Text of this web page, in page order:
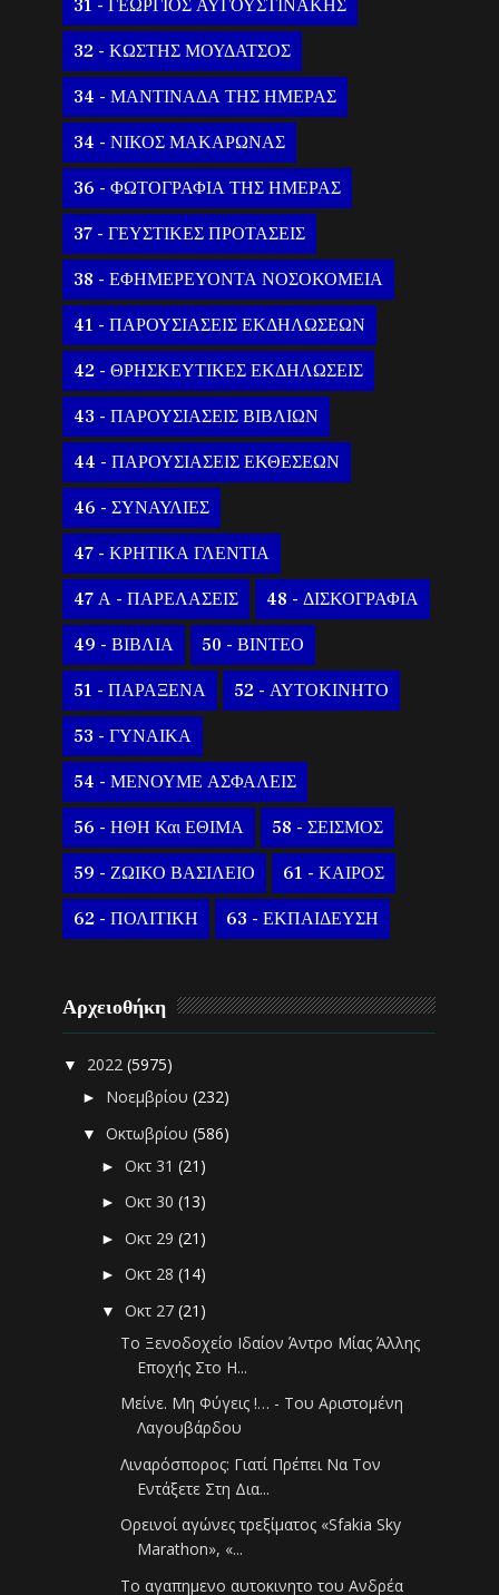
31 - ΓΕΩΡΓΙΟΣ ΑΥΓΟΥΣΤΙΝΑΚΗΣ
32 - ΚΩΣΤΗΣ ΜΟΥΔΑΤΣΟΣ
34 - ΜΑΝΤΙΝΑΔΑ ΤΗΣ ΗΜΕΡΑΣ
34 - ΝΙΚΟΣ ΜΑΚΑΡΩΝΑΣ
36 - ΦΩΤΟΓΡΑΦΙΑ ΤΗΣ ΗΜΕΡΑΣ
37 - ΓΕΥΣΤΙΚΕΣ ΠΡΟΤΑΣΕΙΣ
38 - ΕΦΗΜΕΡΕΥΟΝΤΑ ΝΟΣΟΚΟΜΕΙΑ
41 - ΠΑΡΟΥΣΙΑΣΕΙΣ ΕΚΔΗΛΩΣΕΩΝ
42 - ΘΡΗΣΚΕΥΤΙΚΕΣ ΕΚΔΗΛΩΣΕΙΣ
43 - ΠΑΡΟΥΣΙΑΣΕΙΣ ΒΙΒΛΙΩΝ
44 - ΠΑΡΟΥΣΙΑΣΕΙΣ ΕΚΘΕΣΕΩΝ
46 - ΣΥΝΑΥΛΙΕΣ
47 - ΚΡΗΤΙΚΑ ΓΛΕΝΤΙΑ
47 Α - ΠΑΡΕΛΑΣΕΙΣ 48 - ΔΙΣΚΟΓΡΑΦΙΑ
49 - ΒΙΒΛΙΑ 50 - ΒΙΝΤΕΟ
51 - ΠΑΡΑΞΕΝΑ 52 - ΑΥΤΟΚΙΝΗΤΟ
53 - ΓΥΝΑΙΚΑ
54 - ΜΕΝΟΥΜΕ ΑΣΦΑΛΕΙΣ
56 - ΗΘΗ Και ΕΘΙΜΑ 58 - ΣΕΙΣΜΟΣ
59 - ΖΩΙΚΟ ΒΑΣΙΛΕΙΟ 61 - ΚΑΙΡΟΣ
62 - ΠΟΛΙΤΙΚΗ 63 - ΕΚΠΑΙΔΕΥΣΗ
Αρχειοθήκη
▼ 2022(5975)
► Νοεμβρίου(232)
▼Οκτωβρίου(586)
►Οκτ 31(21)
►Οκτ 30(13)
►Οκτ 29(21)
►Οκτ 28(14)
▼Οκτ 27(21)
Tο Ξενοδοχείο Ιδαίον Άντρο Μίας Άλλης
Εποχής Στο Η...
Μείνε. Μη Φύγεις !… - Του Αριστομένη
Λαγουβάρδου
Λιναρόσπορος: Γιατί Πρέπει Να Τον
Εντάξετε Στη Δια...
Ορεινοί αγώνες τρεξίματος «Sfakia Sky
Marathon», «...
Το αγαπημενο αυτοκινητο του Ανδρέα